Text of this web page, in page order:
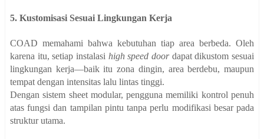
5. Kustomisasi Sesuai Lingkungan Kerja
COAD memahami bahwa kebutuhan tiap area berbeda. Oleh
karena itu, setiap instalasi high speed doordapat dikustom sesuai
lingkungan kerja—baik itu zona dingin, area berdebu, maupun
tempat dengan intensitas lalu lintas tinggi.
Dengan sistem sheet modular, pengguna memiliki kontrol penuh
atas fungsi dan tampilan pintu tanpa perlu modifikasi besar pada
struktur utama.